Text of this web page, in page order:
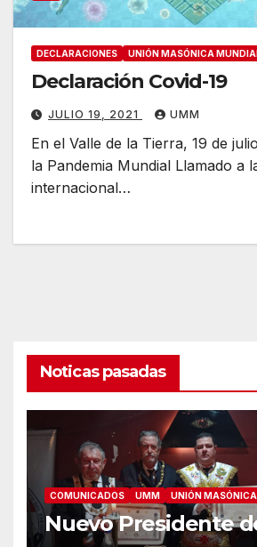
DECLARACIONES UNIÓN MASÓNICA
Declaración Covid-19
JULIO 19, 2021 UMM
En el Valle de la Tierra, 19 de
la Pandemia Mundial Llamado a
internacional…
Noticas pasadas
COMUNICADOS UMM UNIÓN
Nuevo Presidente